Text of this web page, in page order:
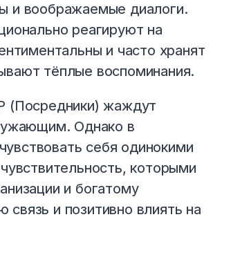
и воображаемые диалоги.
реагируют на
и часто хранят
тёплые воспоминания.
(Посредники) жаждут
Однако в
себя одинокими
которыми
и богатому
и позитивно влиять на